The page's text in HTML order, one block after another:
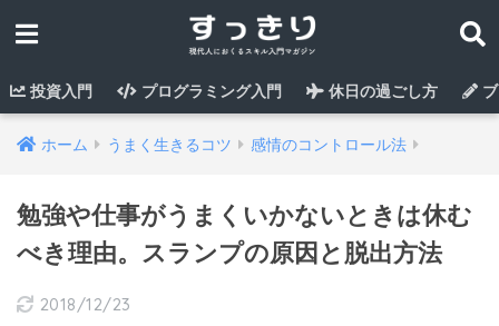
投資入門 プログラミング入門 休日の過ごし方
ホーム うまく生きるコツ 感情のコントロール法
勉強や仕事がうまくいかないときは休む
べき理由。スランプの原因と脱出方法
2018/12/23